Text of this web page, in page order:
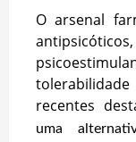
O arsenal
recentes
uma